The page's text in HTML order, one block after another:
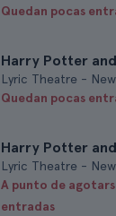
Quedan pocas
Harry Potter
Lyric Theatre - New
Quedan pocas
Harry Potter
Lyric Theatre - New
A punto de
entradas